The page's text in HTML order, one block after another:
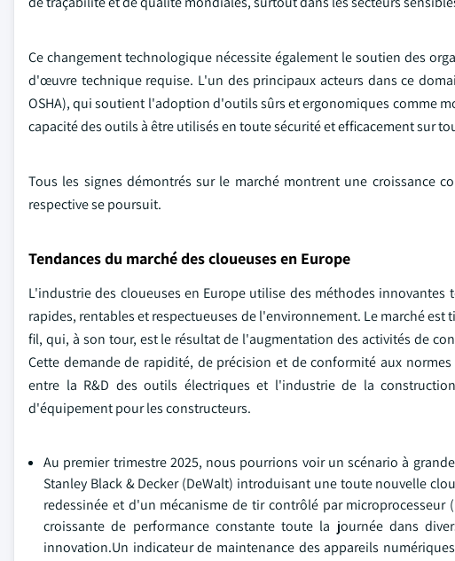
Ce changement technologique nécessite également le soutien des
d'œuvre technique requise. L'un des principaux acteurs dans ce
OSHA), qui soutient l'adoption d'outils sûrs et ergonomiques comme
capacité des outils à être utilisés en toute sécurité et efficacement sur
Tous les signes démontrés sur le marché montrent une croissance
respective se poursuit.
Tendances du marché des cloueuses en Europe
L'industrie des cloueuses en Europe utilise des méthodes
rapides, rentables et respectueuses de l'environnement. Le marché
fil, qui, à son tour, est le résultat de l'augmentation des activités de
Cette demande de rapidité, de précision et de conformité aux
entre la R&D des outils électriques et l'industrie de la
d'équipement pour les constructeurs.
Au premier trimestre 2025, nous pourrions voir un scénario à
Stanley Black & Decker (DeWalt) introduisant une toute nouvelle
redessinée et d'un mécanisme de tir contrôlé par
croissante de performance constante toute la journée dans
innovation.Un indicateur de maintenance des appareils